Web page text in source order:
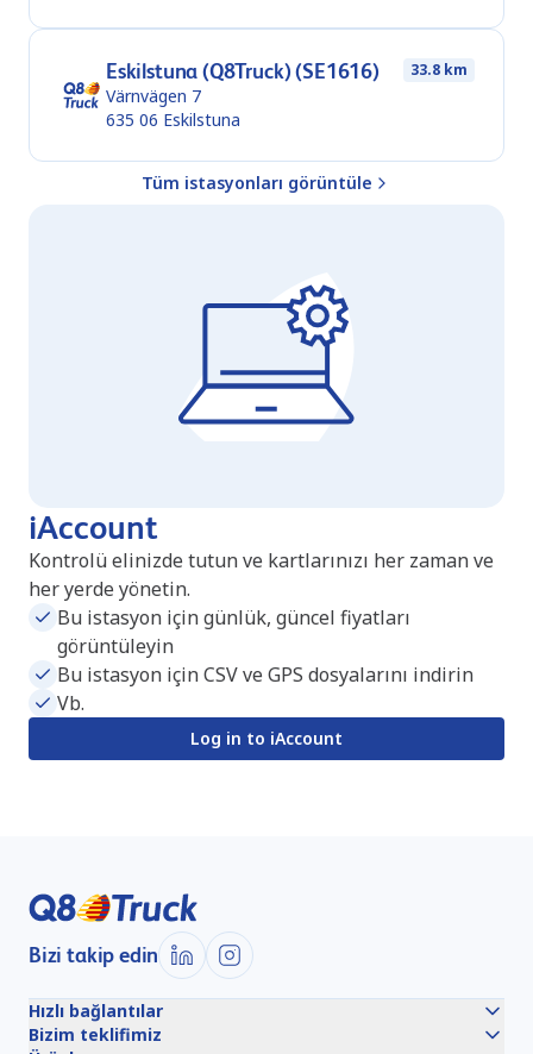
Eskilstuna (Q8Truck) (SE1616) 33.8 km
Värnvägen 7
635 06 Eskilstuna
Tüm istasyonları görüntüle
iAccount
Kontrolü elinizde tutun ve kartlarınızı her zaman ve
her yerde yönetin.
Bu istasyon için günlük, güncel fiyatları
görüntüleyin
Bu istasyon için CSV ve GPS dosyalarını indirin
Vb.
Log in to iAccount
Bizi takip edin
Hızlı bağlantılar
Bizim teklifimiz